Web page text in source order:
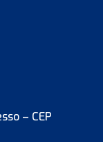
– CEP